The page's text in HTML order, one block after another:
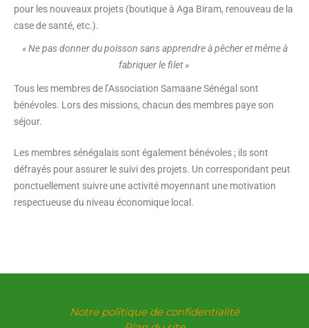
pour les nouveaux projets (boutique à Aga Biram, renouveau de la
case de santé, etc.).
« Ne pas donner du poisson sans apprendre à pêcher et même à
fabriquer le filet »
Tous les membres de l’Association Samaane Sénégal sont
bénévoles. Lors des missions, chacun des membres paye son
séjour.
Les membres sénégalais sont également bénévoles ; ils sont
défrayés pour assurer le suivi des projets. Un correspondant peut
ponctuellement suivre une activité moyennant une motivation
respectueuse du niveau économique local.
Notre politique de confidentialité